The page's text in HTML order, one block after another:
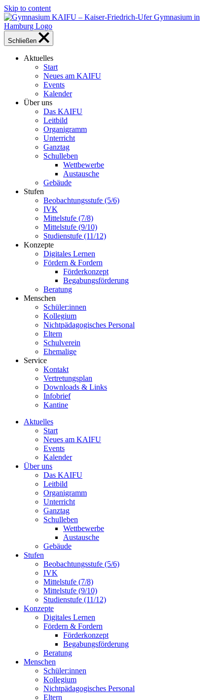
Skip to content
Schließen
Aktuelles
Start
Neues am KAIFU
Events
Kalender
Über uns
Das KAIFU
Leitbild
Organigramm
Unterricht
Ganztag
Schulleben
Wettbewerbe
Austausche
Gebäude
Stufen
Beobachtungsstufe (5/6)
IVK
Mittelstufe (7/8)
Mittelstufe (9/10)
Studienstufe (11/12)
Konzepte
Digitales Lernen
Fördern & Fordern
Förderkonzept
Begabungsförderung
Beratung
Menschen
Schüler:innen
Kollegium
Nichtpädagogisches Personal
Eltern
Schulverein
Ehemalige
Service
Kontakt
Vertretungsplan
Downloads & Links
Infobrief
Kantine
Aktuelles
Start
Neues am KAIFU
Events
Kalender
Über uns
Das KAIFU
Leitbild
Organigramm
Unterricht
Ganztag
Schulleben
Wettbewerbe
Austausche
Gebäude
Stufen
Beobachtungsstufe (5/6)
IVK
Mittelstufe (7/8)
Mittelstufe (9/10)
Studienstufe (11/12)
Konzepte
Digitales Lernen
Fördern & Fordern
Förderkonzept
Begabungsförderung
Beratung
Menschen
Schüler:innen
Kollegium
Nichtpädagogisches Personal
Eltern